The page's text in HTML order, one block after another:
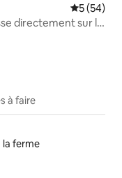
Note
5 (54)
directement sur le
à faire
la ferme